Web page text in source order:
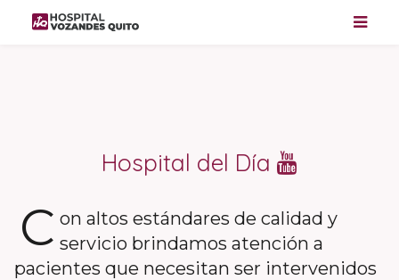
Hospital del Día
C on altos estándares de calidad y
servicio brindamos atención a
pacientes que necesitan ser intervenidos